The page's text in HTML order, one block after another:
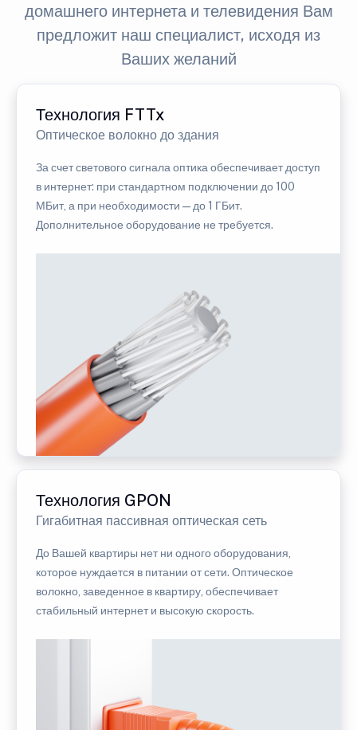
домашнего интернета и телевидения Вам
предложит наш специалист, исходя из
Ваших желаний
Технология FTTx
Оптическое волокно до здания
За счет светового сигнала оптика обеспечивает доступ
в интернет: при стандартном подключении до 100
МБит, а при необходимости — до 1 ГБит.
Дополнительное оборудование не требуется.
Технология GPON
Гигабитная пассивная оптическая сеть
До Вашей квартиры нет ни одного оборудования,
которое нуждается в питании от сети. Оптическое
волокно, заведенное в квартиру, обеспечивает
стабильный интернет и высокую скорость.